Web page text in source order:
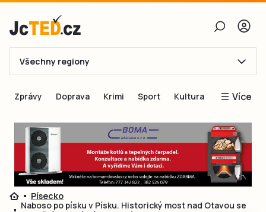
E-mail
Obnovit heslo
Přihlásit se
Všechny regiony
Zprávy Doprava Krimi Sport Kultura Více
Blogy
Inspirace
Čtenáři píší
Speciální přílohy
Písecko
Naboso po písku v Písku. Historický most nad Otavou se